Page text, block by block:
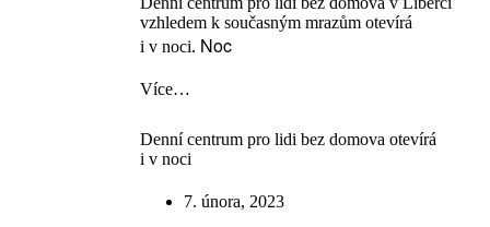
vzhledem k současným mrazům otevírá
i v noci. Noc
Více…
Denní centrum pro lidi bez domova otevírá
i v noci
7. února, 2023